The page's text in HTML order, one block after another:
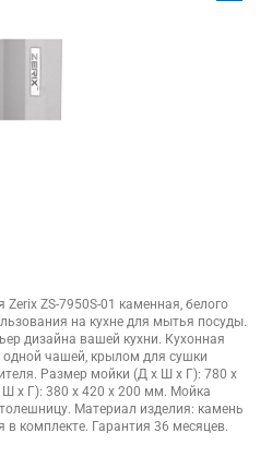
ZS-7950S-01 каменная, белого
на кухне для мытья посуды.
дизайна вашей кухни. Кухонная
чашей, крылом для сушки
Размер мойки (Д х Ш х Г): 780 х
х Г): 380 x 420 х 200 мм. Мойка
Материал изделия: камень
в комплекте. Гарантия 36 месяцев.